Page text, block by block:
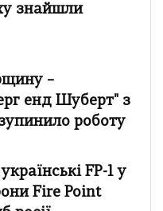
знайшли
–
енд Шуберт" з
роботу
FP-1 у
Fire Point